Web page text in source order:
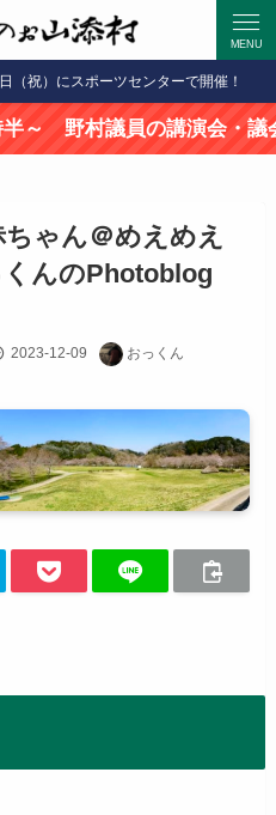
MENU
（祝）にスポーツセンターで開催！
の講演会・議会報告会開
ちゃん＠めえめえ
んのPhotoblog
2023-12-09 おっくん